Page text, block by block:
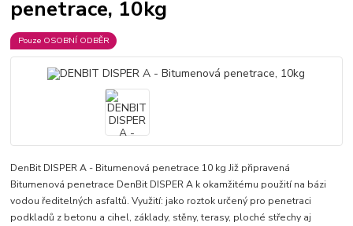
penetrace, 10kg
Pouze OSOBNÍ ODBĚR
DenBit DISPER A - Bitumenová penetrace 10 kg Již připravená
Bitumenová penetrace DenBit DISPER A k okamžitému použití na bázi
vodou ředitelných asfaltů. Využití: jako roztok určený pro penetraci
podkladů z betonu a cihel, základy, stěny, terasy, ploché střechy aj